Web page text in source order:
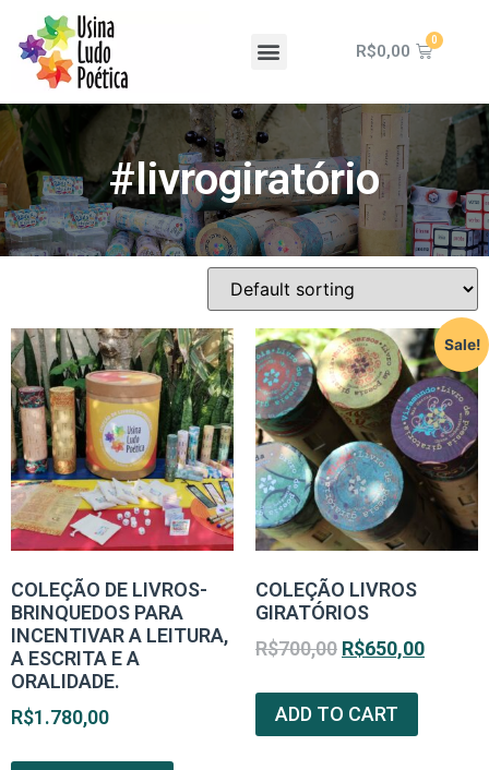
R$0,00
#livrogiratório
COLEÇÃO DE LIVROS-
BRINQUEDOS PARA
INCENTIVAR A LEITURA,
A ESCRITA E A
ORALIDADE.
R$1.780,00
Sale!
COLEÇÃO LIVROS
GIRATÓRIOS
R$700,00 R$650,00
ADD TO CART